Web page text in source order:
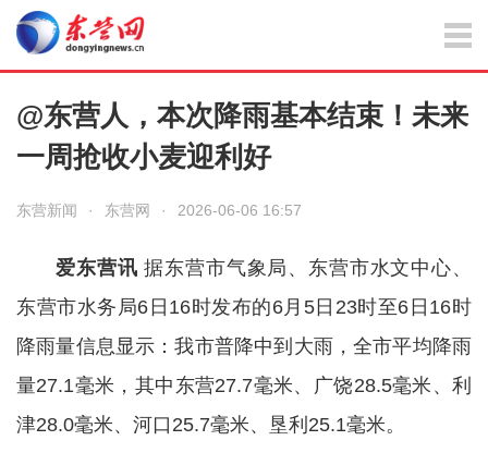
@东营人，本次降雨基本结束！未来
一周抢收小麦迎利好
东营新闻 · 东营网 · 2026-06-06 16:57
爱东营讯据东营市气象局、东营市水文中心、
东营市水务局6日16时发布的6月5日23时至6日16时
降雨量信息显示：我市普降中到大雨，全市平均降雨
量27.1毫米 ，其中东营27.7毫米、广饶28.5毫米 、利
津28.0毫米、河口25.7毫米、垦利25.1毫米。